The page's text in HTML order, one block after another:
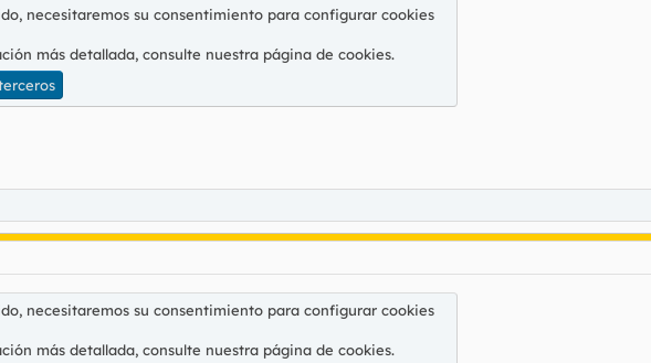
necesitaremos su consentimiento para configurar cookies
más detallada, consulte nuestra página de cookies.
necesitaremos su consentimiento para configurar cookies
más detallada, consulte nuestra página de cookies.